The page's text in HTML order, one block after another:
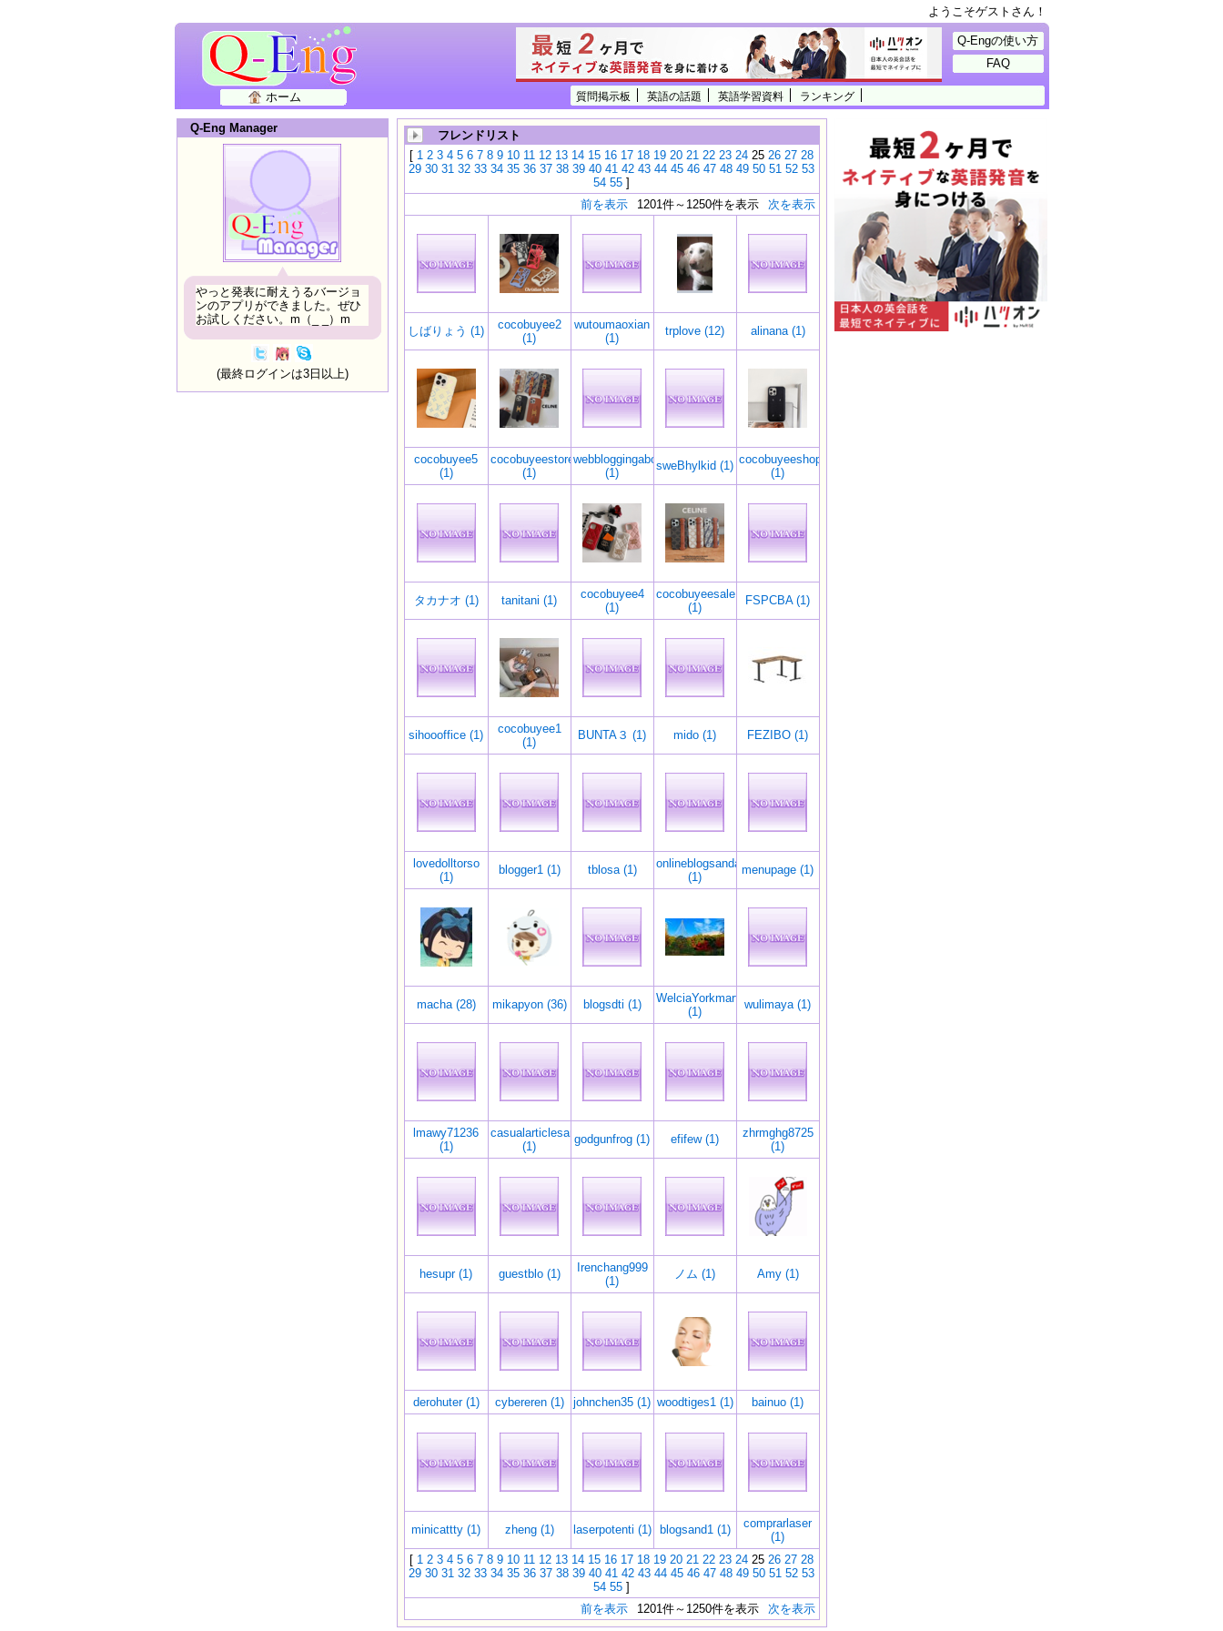
ようこそゲストさん！
質問掲示板 英語の話題 英語学習資料 ランキング
ホーム
Q-Engの使い方
FAQ
Q-Eng Manager
やっと発表に耐えうるバージョ
ンのアプリができました。ぜひ
お試しください。m（_ _）m
(最終ログインは3日以上)
フレンドリスト
[ 1 2 3 4 5 6 7 8 9 10 11 12 13 14 15 16 17 18 19 20 21 22 23 24 25 26 27 28
29 30 31 32 33 34 35 36 37 38 39 40 41 42 43 44 45 46 47 48 49 50 51 52 53
54 55 ]
前を表示
1201件～1250件を表示 次を表示
しばりょう (1)
cocobuyee2
(1)
wutoumaoxian
(1)
trplove (12) alinana (1)
cocobuyee5
(1)
cocobuyeestore
(1)
webbloggingaboutanything
(1)
sweBhylkid (1) cocobuyeeshop
(1)
タカナオ (1) tanitani (1)
cocobuyee4
(1)
cocobuyeesale
(1)
FSPCBA (1)
sihoooffice (1)
cocobuyee1
(1)
BUNTA３ (1) mido (1) FEZIBO (1)
lovedolltorso
(1)
blogger1 (1) tblosa (1)
onlineblogsandarticles
(1)
menupage (1)
macha (28) mikapyon (36) blogsdti (1)
WelciaYorkmart
(1)
wulimaya (1)
lmawy71236
(1)
casualarticlesandblogspro
(1)
godgunfrog (1) efifew (1)
zhrmghg8725
(1)
hesupr (1) guestblo (1)
Irenchang999
(1)
ノム (1) Amy (1)
derohuter (1) cybereren (1) johnchen35 (1) woodtiges1 (1) bainuo (1)
minicattty (1) zheng (1) laserpotenti (1) blogsand1 (1)
comprarlaser
(1)
[ 1 2 3 4 5 6 7 8 9 10 11 12 13 14 15 16 17 18 19 20 21 22 23 24 25 26 27 28
29 30 31 32 33 34 35 36 37 38 39 40 41 42 43 44 45 46 47 48 49 50 51 52 53
54 55 ]
前を表示
1201件～1250件を表示 次を表示